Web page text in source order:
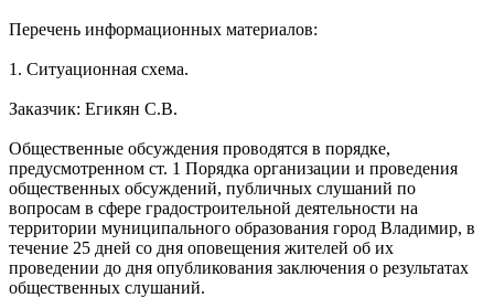
Перечень информационных материалов:
1. Ситуационная схема.
Заказчик: Егикян С.В.
Общественные обсуждения проводятся в порядке,
предусмотренном ст. 1 Порядка организации и проведения
общественных обсуждений, публичных слушаний по
вопросам в сфере градостроительной деятельности на
территории муниципального образования город Владимир, в
течение 25 дней со дня оповещения жителей об их
проведении до дня опубликования заключения о результатах
общественных слушаний.